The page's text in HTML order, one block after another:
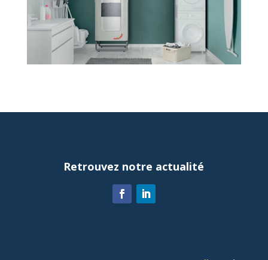
Retrouvez notre actualité